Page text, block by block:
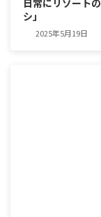
日常にリゾート
シ」
2025年5月19日